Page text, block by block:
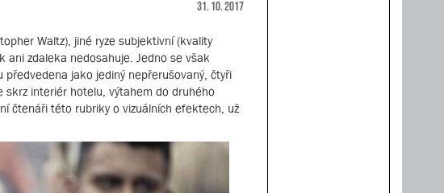
31. 10. 2017
Waltz), jiné ryze subjektivní (kvality
ani zdaleka nedosahuje. Jedno se však
jako jediný nepřerušovaný, čtyři
skrz interiér hotelu, výtahem do druhého
čtenáři této rubriky o vizuálních efektech, už